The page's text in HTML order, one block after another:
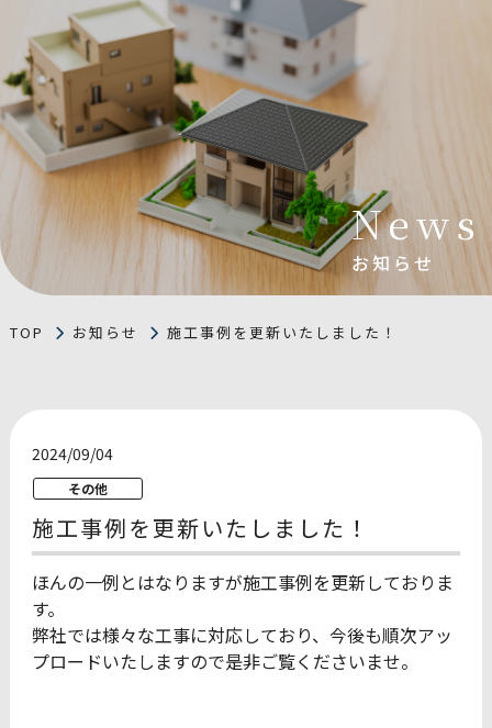
News
お知らせ
TOP お知らせ 施工事例を更新いたしました！
2024/09/04
その他
施工事例を更新いたしました！
ほんの一例とはなりますが施工事例を更新しておりま
す。
弊社では様々な工事に対応しており、今後も順次アッ
プロードいたしますので是非ご覧くださいませ。